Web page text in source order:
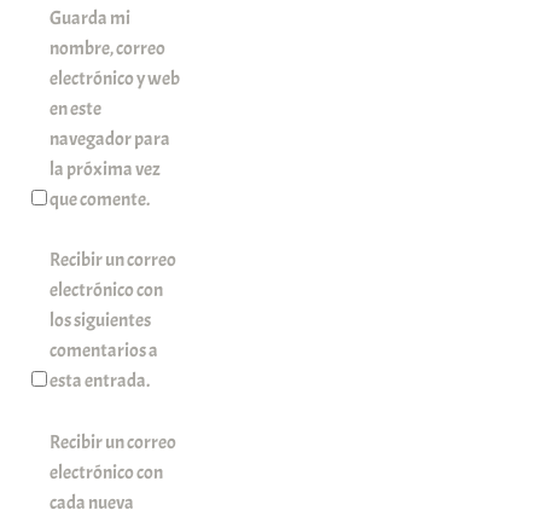
Guarda mi
nombre, correo
electrónico y web
en este
navegador para
la próxima vez
que comente.
Recibir un correo
electrónico con
los siguientes
comentarios a
esta entrada.
Recibir un correo
electrónico con
cada nueva